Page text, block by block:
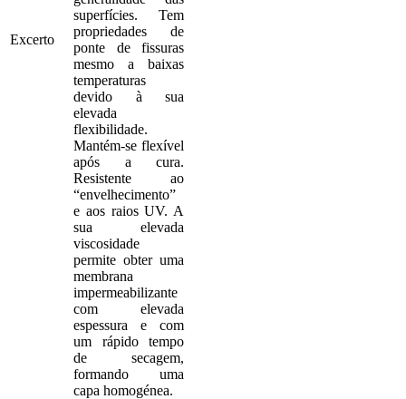
Excerto
superfícies. Tem
propriedades de
ponte de fissuras
mesmo a baixas
temperaturas
devido à sua
elevada
flexibilidade.
Mantém-se flexível
após a cura.
Resistente ao
“envelhecimento”
e aos raios UV. A
sua elevada
viscosidade
permite obter uma
membrana
impermeabilizante
com elevada
espessura e com
um rápido tempo
de secagem,
formando uma
capa homogénea.